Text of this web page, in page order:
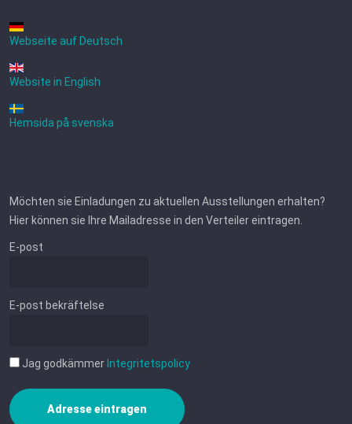
Webseite auf Deutsch
Website in English
Hemsida på svenska
Möchten sie Einladungen zu aktuellen Ausstellungen erhalten?
Hier können sie Ihre Mailadresse in den Verteiler eintragen.
E-post
E-post bekräftelse
Jag godkämmer Integritetspolicy
Adresse eintragen